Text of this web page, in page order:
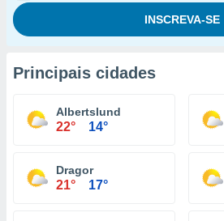
Principais cidades
Albertslund
22° 14°
Dragor
21° 17°